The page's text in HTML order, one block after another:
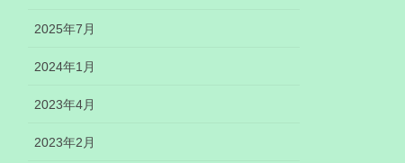
2025年7月
2024年1月
2023年4月
2023年2月